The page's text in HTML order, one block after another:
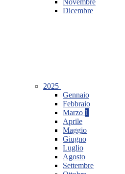
Novembre
Dicembre
2025
Gennaio
Febbraio
Marzo 1
Aprile
Maggio
Giugno
Luglio
Agosto
Settembre